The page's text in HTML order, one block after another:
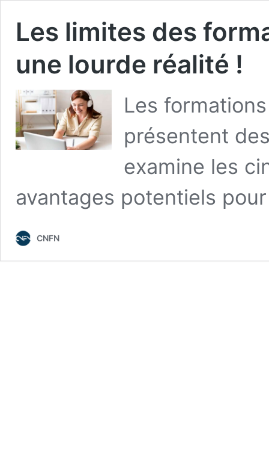
Les limites des
une lourde réalité !
Les
présentent
examine les
avantages potentiels
CNFN